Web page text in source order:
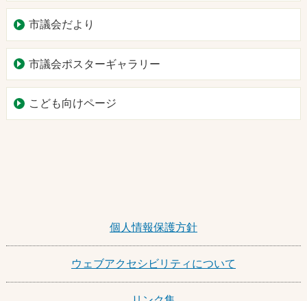
市議会だより
市議会ポスターギャラリー
こども向けページ
個人情報保護方針
ウェブアクセシビリティについて